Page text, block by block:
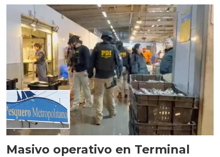
Masivo operativo en Terminal